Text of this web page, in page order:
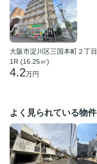
大阪市淀川区三国本町２丁目
1R (16.25㎡)
4.2万円
よく見られている物件